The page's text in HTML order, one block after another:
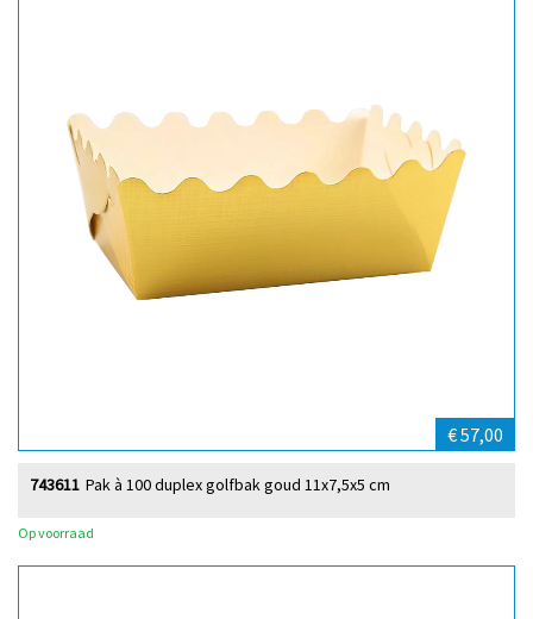
€ 57,00
Pak à 100 duplex golfbak goud 11x7,5x5 cm
743611
Op voorraad